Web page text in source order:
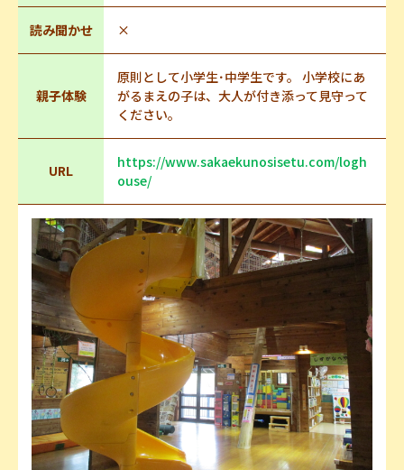
読み聞かせ ×
親子体験
原則として小学生･中学生です。 小学校にあ
がるまえの子は、大人が付き添って見守って
ください。
URL
https://www.sakaekunosisetu.com/logh
ouse/